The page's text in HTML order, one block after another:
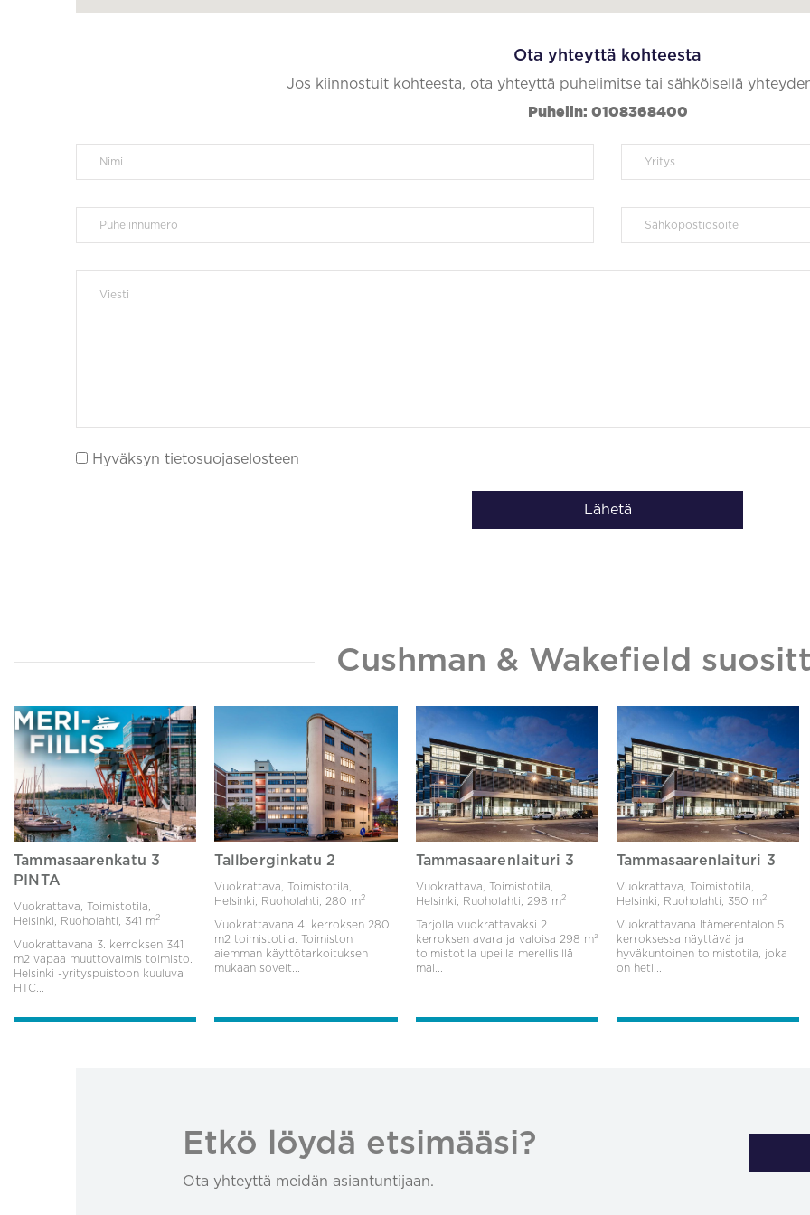
Ota yhteyttä kohteesta
Jos kiinnostuit kohteesta, ota yhteyttä puhelimitse tai sähköisellä
Puhelin: 0108368400
Hyväksyn tietosuojaselosteen
Lähetä
Cushman & Wakefield
Tammasaarenkatu 3
PINTA
Vuokrattava, Toimistotila,
Helsinki, Ruoholahti, 341 m2
Vuokrattavana 3. kerroksen 341
m2 vapaa muuttovalmis toimisto.
Helsinki -yrityspuistoon kuuluva
HTC...
Tallberginkatu 2
Vuokrattava, Toimistotila,
Helsinki, Ruoholahti, 280 m2
Vuokrattavana 4. kerroksen 280
m2 toimistotila. Toimiston
aiemman käyttötarkoituksen
mukaan sovelt...
Tammasaarenlaituri 3
Vuokrattava, Toimistotila,
Helsinki, Ruoholahti,
298 m2
Tarjolla vuokrattavaksi 2.
kerroksen avara ja valoisa 298 m²
toimistotila upeilla merellisillä
mai...
Tammasaarenlaituri 3
Vuokrattava, Toimistotila,
Helsinki, Ruoholahti, 350 m2
Vuokrattavana Itämerentalon 5.
kerroksessa näyttävä ja
hyväkuntoinen toimistotila, joka
on heti...
Etkö löydä etsimääsi?
Ota yhteyttä meidän asiantuntijaan.